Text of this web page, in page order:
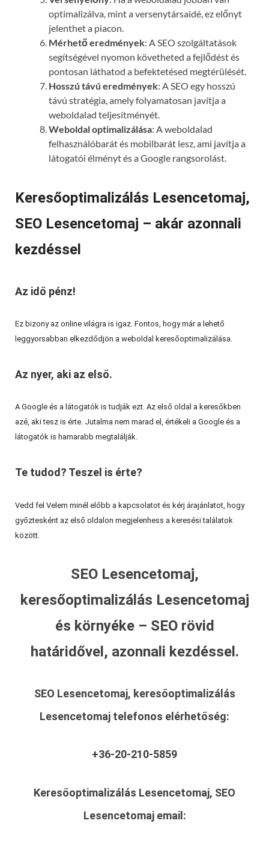
optimalizálva, mint a versenytársaidé, ez előnyt
jelenthet a piacon.
Mérhető eredmények: A SEO szolgáltatások
segítségével nyomon követheted a fejlődést és
pontosan láthatod a befektetésed megtérülését.
Hosszú távú eredmények: A SEO egy hosszú
távú stratégia, amely folyamatosan javítja a
weboldalad teljesítményét.
Weboldal optimalizálása: A weboldalad
felhasználóbarát és mobilbarát lesz, ami javítja a
látogatói élményt és a Google rangsorolást.
Keresőoptimalizálás Lesencetomaj,
SEO Lesencetomaj – akár azonnali
kezdéssel
Az idő pénz!
Ez bizony az online világra is igaz. Fontos, hogy már a lehető
leggyorsabban elkezdődjön a weboldal keresőoptimalizálása.
Az nyer, aki az első.
A Google és a látogatók is tudják ezt. Az első oldal a keresőkben
azé, aki tesz is érte. Jutalma nem marad el, értékeli a Google és a
látogatók is hamarabb megtalálják.
Te tudod? Teszel is érte?
Vedd fel Velem minél előbb a kapcsolatot és kérj árajánlatot, hogy
győztesként az első oldalon megjelenhess a keresési találatok
között.
SEO Lesencetomaj,
keresőoptimalizálás Lesencetomaj
és környéke – SEO rövid
határidővel, azonnali kezdéssel.
SEO Lesencetomaj, keresőoptimalizálás
Lesencetomaj telefonos elérhetőség:
+36-20-210-5859
Keresőoptimalizálás Lesencetomaj, SEO
Lesencetomaj email: